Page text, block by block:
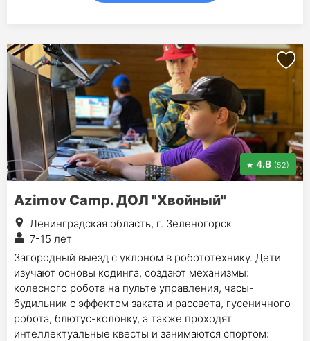
4.8 (52)
Azimov Camp. ДОЛ "Хвойный"
Ленинградская область, г. Зеленогорск
7-15 лет
Загородный выезд с уклоном в робототехнику. Дети
изучают основы кодинга, создают механизмы:
колесного робота на пульте управления, часы-
будильник с эффектом заката и рассвета, гусеничного
робота, блютуc-колонку, а также проходят
интеллектуальные квесты и занимаются спортом: